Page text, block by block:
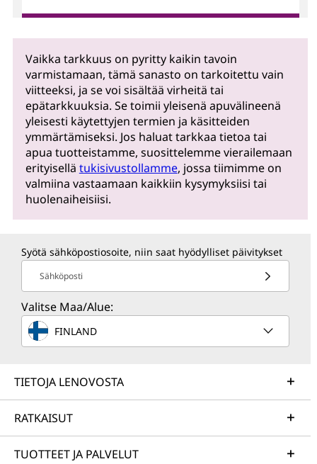
Vaikka tarkkuus on pyritty kaikin tavoin
varmistamaan, tämä sanasto on tarkoitettu vain
viitteeksi, ja se voi sisältää virheitä tai
epätarkkuuksia. Se toimii yleisenä apuvälineenä
yleisesti käytettyjen termien ja käsitteiden
ymmärtämiseksi. Jos haluat tarkkaa tietoa tai
apua tuotteistamme, suosittelemme vierailemaan
erityisellä tukisivustollamme, jossa tiimimme on
valmiina vastaamaan kaikkiin kysymyksiisi tai
huolenaiheisiisi.
Syötä sähköpostiosoite, niin saat hyödylliset päivitykset
Sähköposti
Valitse Maa/Alue:
FINLAND
TIETOJA LENOVOSTA
RATKAISUT
TUOTTEET JA PALVELUT